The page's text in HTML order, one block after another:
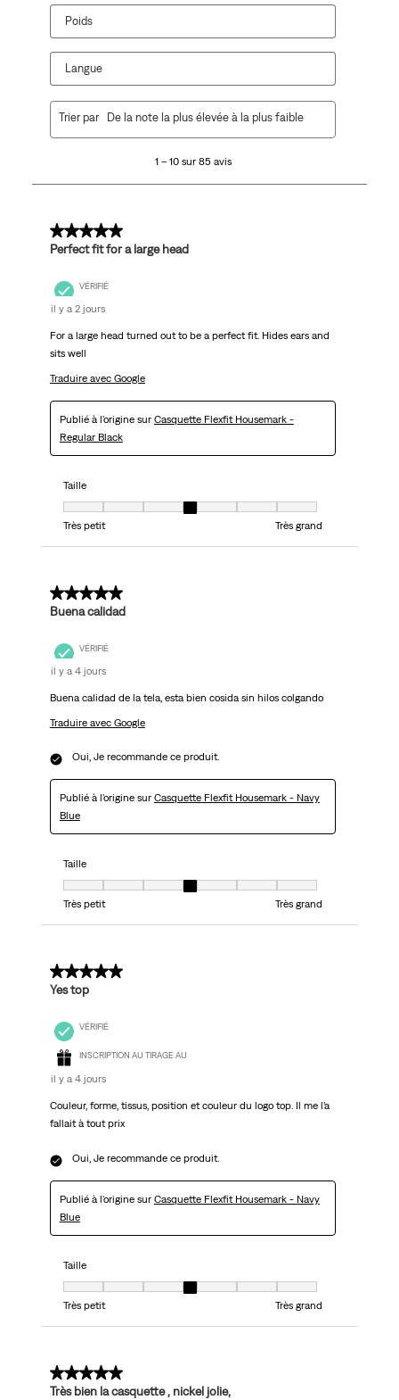
Poids
Langue
85
1 – 10 sur 85 avis
Trier par De la note la plus élevée à la plus faible
5 sur 5 étoiles.
Perfect fit for a large head
VÉRIFIÉ
il y a 2 jours
For a large head turned out to be a perfect fit. Hides ears and
sits well
Traduire avec Google
Publié à l'origine sur Casquette Flexfit Housemark -
Regular Black
Taille
Taille, 4 sur 7, où 1 est égal à Très petit et 7 est égal à Très grand
Très petit
Très grand
5 sur 5 étoiles.
Buena calidad
VÉRIFIÉ
il y a 4 jours
Buena calidad de la tela, esta bien cosida sin hilos colgando
Traduire avec Google
Oui, Je recommande ce produit.
Publié à l'origine sur Casquette Flexfit Housemark - Navy
Blue
Taille
Taille, 4 sur 7, où 1 est égal à Très petit et 7 est égal à Très grand
Très petit
Très grand
5 sur 5 étoiles.
Yes top
VÉRIFIÉ
INSCRIPTION AU TIRAGE AU
il y a 4 jours
Couleur, forme, tissus, position et couleur du logo top. Il me l’a
fallait à tout prix
Oui, Je recommande ce produit.
Publié à l'origine sur Casquette Flexfit Housemark - Navy
Blue
Taille
Taille, 4 sur 7, où 1 est égal à Très petit et 7 est égal à Très grand
Très petit
Très grand
5 sur 5 étoiles.
Très bien la casquette , nickel jolie,